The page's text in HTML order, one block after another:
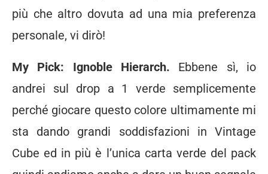
più che altro dovuta ad una mia preferenza
personale, vi dirò!
My Pick: Ignoble Hierarch. Ebbene sì, io
andrei sul drop a 1 verde semplicemente
perché giocare questo colore ultimamente mi
sta dando grandi soddisfazioni in Vintage
Cube ed in più è l’unica carta verde del pack